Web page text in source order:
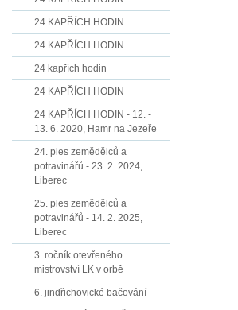
24 KAPŘÍCH HODIN
24 KAPŘÍCH HODIN
24 kapřích hodin
24 KAPŘÍCH HODIN
24 KAPŘÍCH HODIN - 12. -
13. 6. 2020, Hamr na Jezeře
24. ples zemědělců a
potravinářů - 23. 2. 2024,
Liberec
25. ples zemědělců a
potravinářů - 14. 2. 2025,
Liberec
3. ročník otevřeného
mistrovství LK v orbě
6. jindřichovické bačování